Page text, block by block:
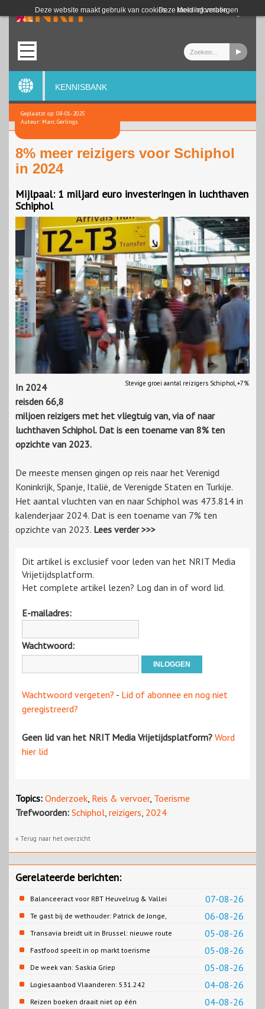
Deze website maakt gebruik van cookies. Meer informatie
Deze melding verbergen
Login
KENNISBANK
Geplaatst op: 08-01-2025
Auteur: Marc Gerlings
8% meer reizigers voor Schiphol
in 2024
Mijlpaal: 1 miljard euro investeringen in luchthaven
Schiphol
Stevige groei aantal reizigers Schiphol, +7%.
In 2024
reisden 66,8
miljoen reizigers met het vliegtuig van, via of naar
luchthaven Schiphol. Dat is een toename van 8% ten
opzichte van 2023.
De meeste mensen gingen op reis naar het Verenigd
Koninkrijk, Spanje, Italië, de Verenigde Staten en Turkije.
Het aantal vluchten van en naar Schiphol was 473.814 in
kalenderjaar 2024. Dat is een toename van 7% ten
opzichte van 2023. Lees verder >>>
Dit artikel is exclusief voor leden van het NRIT Media
Vrijetijdsplatform.
Het complete artikel lezen? Log dan in of word lid.
E-mailadres:
Wachtwoord:
Wachtwoord vergeten? - Lid of abonnee en nog niet
geregistreerd?
Geen lid van het NRIT Media Vrijetijdsplatform? Word
hier lid
Topics: Onderzoek, Reis & vervoer, Toerisme
Trefwoorden: Schiphol, reizigers, 2024
« Terug naar het overzicht
Gerelateerde berichten:
07-08-26
Balanceeract voor RBT Heuvelrug & Vallei
06-08-26
Te gast bij de wethouder: Patrick de Jonge,
Gemeente Emmen
05-08-26
Transavia breidt uit in Brussel: nieuwe route
naar Porto
05-08-26
Fastfood speelt in op markt toerisme
05-08-26
De week van: Saskia Griep
04-08-26
Logiesaanbod Vlaanderen: 531.242
slaapplaatsen
04-08-26
Reizen boeken draait niet op één